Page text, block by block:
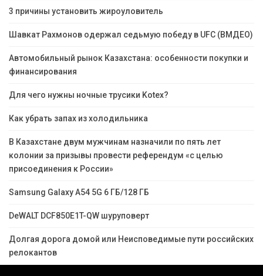
3 причины установить жироуловитель
Шавкат Рахмонов одержал седьмую победу в UFC (ВМДЕО)
Автомобильный рынок Казахстана: особенности покупки и
финансирования
Для чего нужны ночные трусики Kotex?
Как убрать запах из холодильника
В Казахстане двум мужчинам назначили по пять лет
колонии за призывы провести референдум «с целью
присоединения к России»
Samsung Galaxy A54 5G 6 ГБ/128 ГБ
DeWALT DCF850E1T-QW шуруповерт
Долгая дорога домой или Неисповедимые пути российских
релокантов